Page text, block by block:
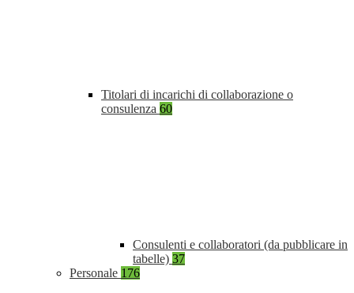
Titolari di incarichi di collaborazione o
consulenza 60
Consulenti e collaboratori (da pubblicare in
tabelle) 37
Personale 176